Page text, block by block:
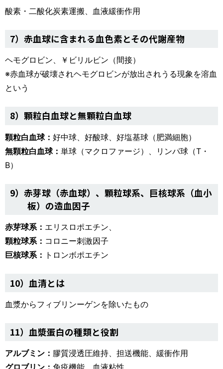
酸素・二酸化炭素運搬、血液緩衝作用
7）赤血球に含まれる血色素とその代謝産物
ヘモグロビン、￥ビリルビン（間接）
※赤血球が破壊されヘモグロビンが放出されうる現象を溶血
という
8）顆粒白血球と無顆粒白血球
顆粒白血球： 好中球、好酸球、好塩基球（肥満細胞）
無顆粒白血球： 単球（マクロファージ）、リンパ球（T・
B）
9）赤芽球（赤血球）、顆粒球系、巨核球系（血小
板）の造血因子
赤芽球系： エリスロポエチン、
顆粒球系： コロニー刺激因子
巨核球系： トロンボポエチン
10）血清とは
血漿からフィブリンーゲンを除いたもの
11）血漿蛋白の種類と役割
アルブミン： 膠質浸透圧維持、担送機能、緩衝作用